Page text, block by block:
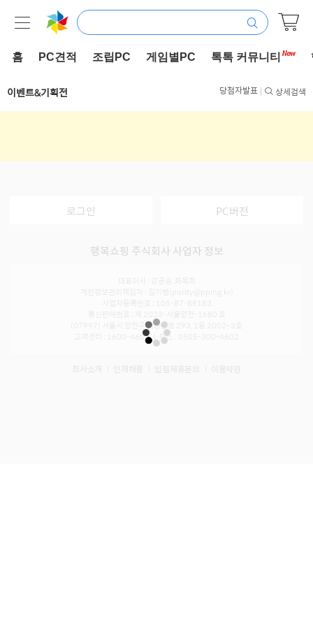
홈 PC견적 조립PC 게임별PC 톡톡 커뮤니티
이벤트&기획전 당첨자발표 상세검색
로그인 PC버전
행복쇼핑 주식회사 사업자 정보
(07997) 서울시 양천구 목동동로 293, 1동 2002~3호
고객센터 : 1600-4602 ㅣ 팩스 : 0505-300-4602
회사소개 인재채용 입점제휴문의 이용약관